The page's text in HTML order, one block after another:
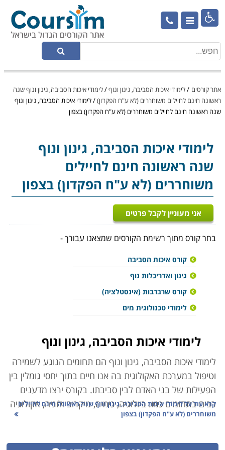

אתר קורסים /לימודי איכות הסביבה, גינון ונוף/לימודי איכות הסביבה, גינון ונוף שנה
ראשונה חינם לחיילים משוחררים (לא ע"ח הפקדון)/לימודי איכות הסביבה, גינון ונוף
שנה ראשונה חינם לחיילים משוחררים (לא ע"ח הפקדון) בצפון
לימודי איכות הסביבה, גינון ונוף
שנה ראשונה חינם לחיילים
משוחררים (לא ע"ח הפקדון) בצפון
אני מעוניין לקבל פרטים
בחר קורס מתוך רשימת הקורסים שמצאנו עבורך -
קורס איכות הסביבה
גינון ואדריכלות נוף
קורס שרברבות (אינסטלציה)
לימודי טכנולוגית מים
לימודי איכות הסביבה, גינון ונוף
לימודי איכות הסביבה, גינון ונוף הם תחומים הנוגע לשמירה
וטיפול במערכת האקולוגית בה אנו חיים בתוך יחסי גומלין בין
הפעילות של בני האדם לבין סביבתו. בקורס ירצו מדענים
רבים בתחומים כמו: ביולוגיה, כימיה, מיקרוביולוגיה, אקולוגיה
וכלכלה בין התחומים הנוספים שיילמדו יהיו גם מדעי הצמח
והמודעות כי בעיות בנושא זה נוגעות אף בבריאותנו
קרא עוד עללימודי איכות הסביבה, גינון ונוף שנה ראשונה חינם לחיילים
משוחררים (לא ע"ח הפקדון) בצפון